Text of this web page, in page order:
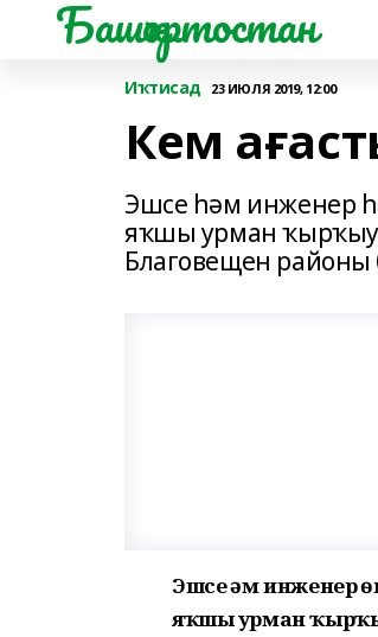
Башҡортостан
Иҡтисад 23 ИЮЛЯ 2019, 12:00
Кем
Эшсе һәм инженер
яҡшы урман
Благовещен районы
Эшсе һәм инженер
яҡшы урман